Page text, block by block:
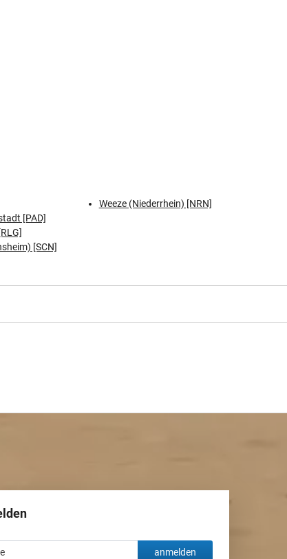
[PAD]
[SCN]
Weeze (Niederrhein) [NRN]
anmelden